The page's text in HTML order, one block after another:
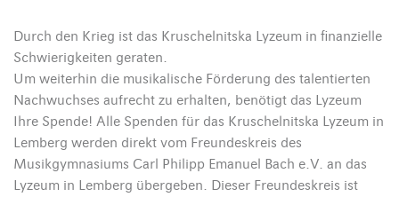
Durch den Krieg ist das Kruschelnitska Lyzeum in finanzielle
Schwierigkeiten geraten.
Um weiterhin die musikalische Förderung des talentierten
Nachwuchses aufrecht zu erhalten, benötigt das Lyzeum
Ihre Spende! Alle Spenden für das Kruschelnitska Lyzeum in
Lemberg werden direkt vom Freundeskreis des
Musikgymnasiums Carl Philipp Emanuel Bach e.V. an das
Lyzeum in Lemberg übergeben. Dieser Freundeskreis ist